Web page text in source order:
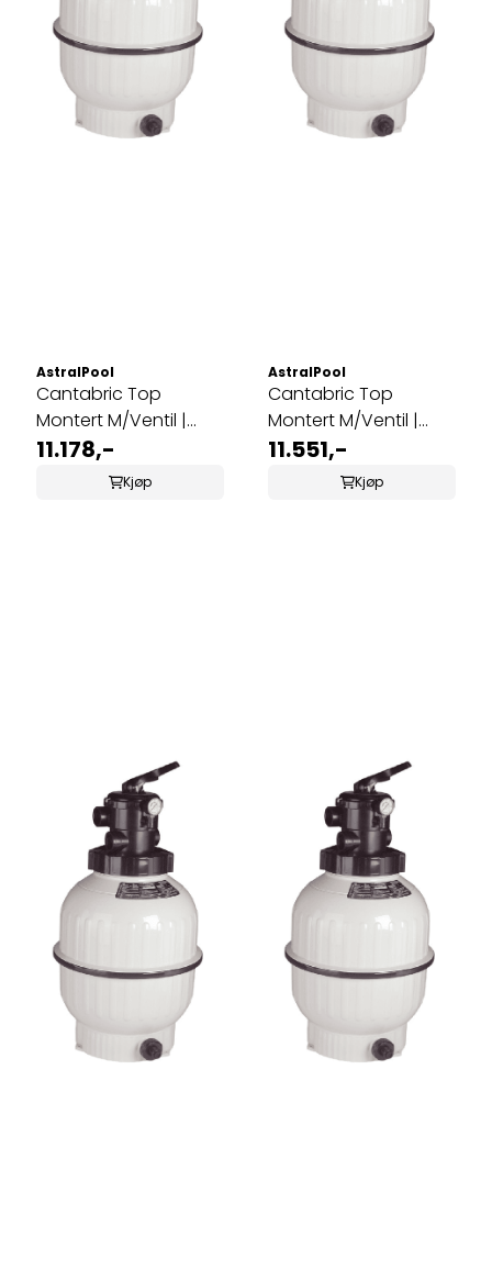
AstralPool
Cantabric Top
Montert M/Ventil |
Ø400
11.178,-
Kjøp
AstralPool
Cantabric Top
Montert M/Ventil |
Ø500
11.551,-
Kjøp